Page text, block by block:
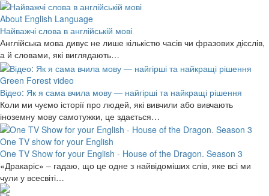
About English Language
Найважчі слова в англійській мові
Англійська мова дивує не лише кількістю часів чи фразових дієслів,
а й словами, які виглядають…
Green Forest video
Відео: Як я сама вчила мову — найгірші та найкращі рішення
Коли ми чуємо історії про людей, які вивчили або вивчають
іноземну мову самотужки, це здається…
One TV show for your English
One TV Show for your English - House of the Dragon. Season 3
«Дракаріс» – гадаю, що це одне з найвідоміших слів, яке всі ми
чули у всесвіті…